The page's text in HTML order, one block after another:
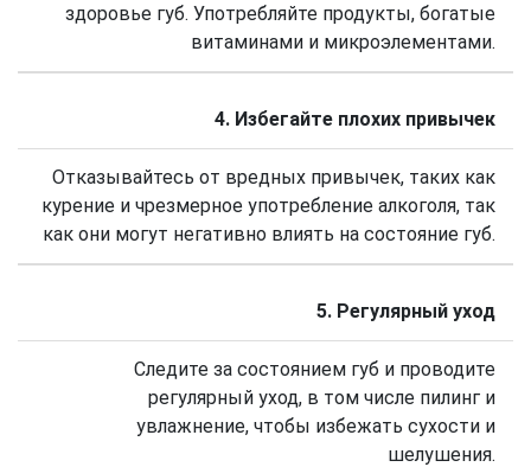
здоровье губ. Употребляйте продукты, богатые
витаминами и микроэлементами.
4. Избегайте плохих привычек
Отказывайтесь от вредных привычек, таких как
курение и чрезмерное употребление алкоголя, так
как они могут негативно влиять на состояние губ.
5. Регулярный уход
Следите за состоянием губ и проводите
регулярный уход, в том числе пилинг и
увлажнение, чтобы избежать сухости и
шелушения.